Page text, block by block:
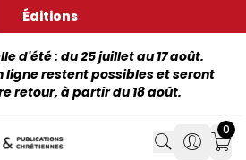
Éditions
d'été : du 25 juillet au 17 août.
ligne restent possibles et seront
retour, à partir du 18 août.
Search
Search
0